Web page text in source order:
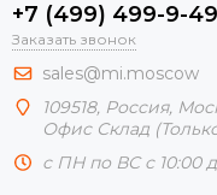
+7 (499) 499-9-
Заказать звонок
sales@mi.moscow
109518, Россия,
Офис Склад
с ПН по ВС с 10:00